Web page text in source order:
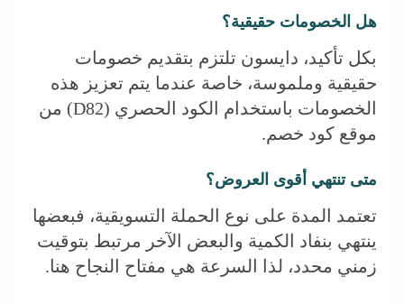
هل الخصومات حقيقية؟
بكل تأكيد، دايسون تلتزم بتقديم خصومات
حقيقية وملموسة، خاصة عندما يتم تعزيز هذه
الخصومات باستخدام الكود الحصري (D82) من
موقع كود خصم.
متى تنتهي أقوى العروض؟
تعتمد المدة على نوع الحملة التسويقية، فبعضها
ينتهي بنفاد الكمية والبعض الآخر مرتبط بتوقيت
زمني محدد، لذا السرعة هي مفتاح النجاح هنا.